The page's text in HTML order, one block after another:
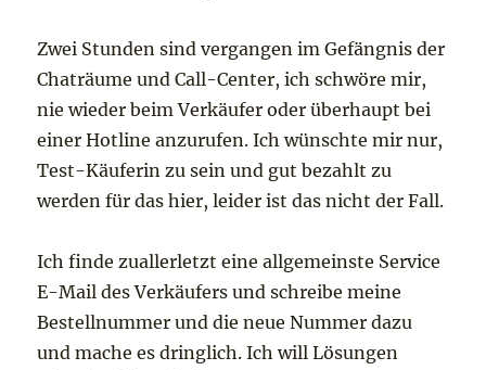
Zwei Stunden sind vergangen im Gefängnis der
Chaträume und Call-Center, ich schwöre mir,
nie wieder beim Verkäufer oder überhaupt bei
einer Hotline anzurufen. Ich wünschte mir nur,
Test-Käuferin zu sein und gut bezahlt zu
werden für das hier, leider ist das nicht der Fall.
Ich finde zuallerletzt eine allgemeinste Service
E-Mail des Verkäufers und schreibe meine
Bestellnummer und die neue Nummer dazu
und mache es dringlich. Ich will Lösungen